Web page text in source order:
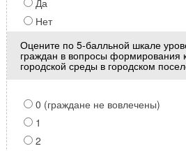
Да
Нет
Оцените по 5-балльной шкале
граждан в вопросы формирования
городской среды в городском
0 (граждане не вовлечены)
1
2